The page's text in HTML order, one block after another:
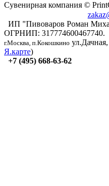
Сувенирная компания ©
ИП "Пивоваров Роман
ОГРНИП: 317774600467740.
г.Москва, п.Кокошкино
Я.карте)
+7 (495) 668-63-62